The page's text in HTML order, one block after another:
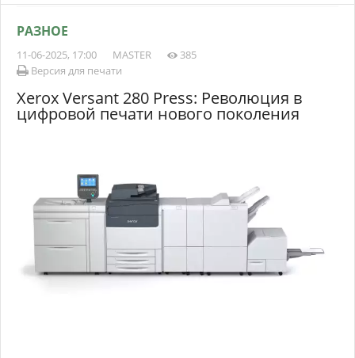
РАЗНОЕ
11-06-2025, 17:00 MASTER
385
Версия для печати
Xerox Versant 280 Press: Революция в
цифровой печати нового поколения